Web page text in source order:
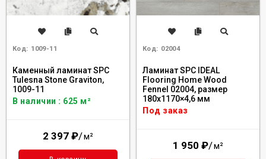
Код: 1009-11
Каменный ламинат SPC
Tulesna Stone Graviton,
1009-11
В наличии : 625 м²
2 397 ₽/м²
Код: 02004
Ламинат SPC IDEAL
Flooring Home Wood
Fennel 02004, размер
180x1170×4,6 мм
Под заказ
1 950 ₽/м²